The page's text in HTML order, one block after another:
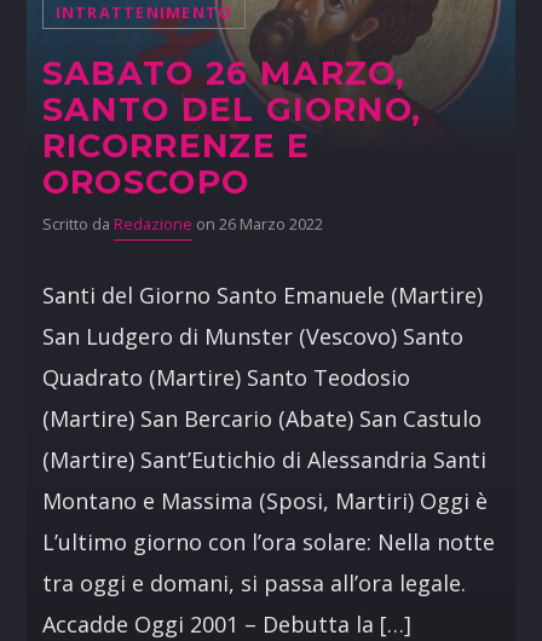
INTRATTENIMENTO
SABATO 26 MARZO,
SANTO DEL GIORNO,
RICORRENZE E
OROSCOPO
Scritto da Redazione on 26 Marzo 2022
Santi del Giorno Santo Emanuele (Martire)
San Ludgero di Munster (Vescovo) Santo
Quadrato (Martire) Santo Teodosio
(Martire) San Bercario (Abate) San Castulo
(Martire) Sant’Eutichio di Alessandria Santi
Montano e Massima (Sposi, Martiri) Oggi è
L’ultimo giorno con l’ora solare: Nella notte
tra oggi e domani, si passa all’ora legale.
Accadde Oggi 2001 – Debutta la […]